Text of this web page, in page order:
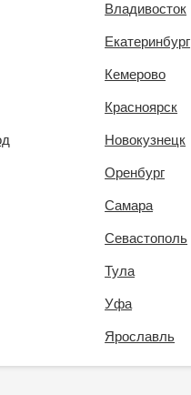
Владивосток
Екатеринбург
Кемерово
Красноярск
Новокузнецк
Оренбург
Самара
Севастополь
Тула
Уфа
Ярославль